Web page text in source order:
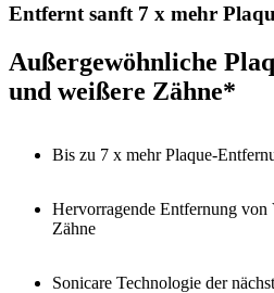
Entfernt sanft 7 x mehr
Außergewöhnliche
und weißere Zähne*
Bis zu 7 x mehr Plaque-
Hervorragende Entfernung von
Zähne
Sonicare Technologie der